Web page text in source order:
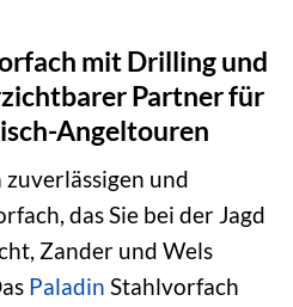
mit Drilling und
Partner für
Angeltouren
zuverlässigen und
das Sie bei der Jagd
Zander und Wels
Paladin Stahlvorfach